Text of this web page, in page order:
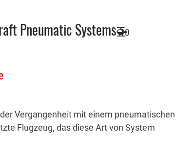
Pneumatic Systems🚁
Vergangenheit mit einem pneumatischen
Flugzeug, das diese Art von System